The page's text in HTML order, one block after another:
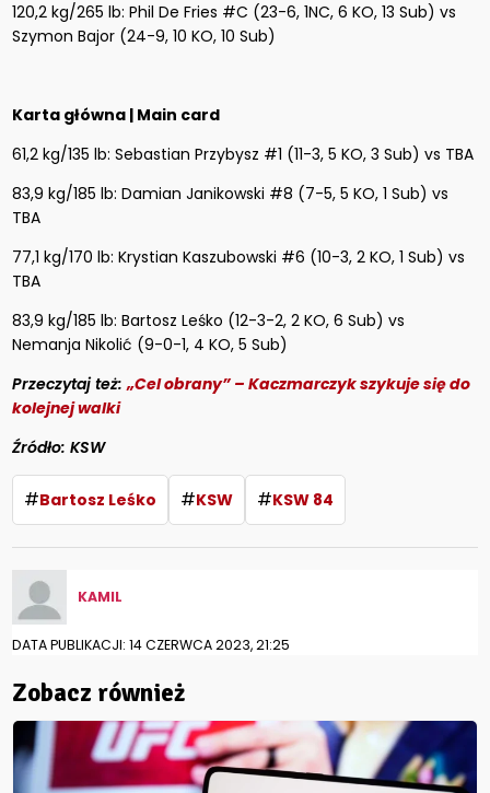
120,2 kg/265 lb: Phil De Fries #C (23-6, 1NC, 6 KO, 13 Sub) vs
Szymon Bajor (24-9, 10 KO, 10 Sub)
Karta główna | Main card
61,2 kg/135 lb: Sebastian Przybysz #1 (11-3, 5 KO, 3 Sub) vs TBA
83,9 kg/185 lb: Damian Janikowski #8 (7-5, 5 KO, 1 Sub) vs
TBA
77,1 kg/170 lb: Krystian Kaszubowski #6 (10-3, 2 KO, 1 Sub) vs
TBA
83,9 kg/185 lb: Bartosz Leśko (12-3-2, 2 KO, 6 Sub) vs
Nemanja Nikolić (9-0-1, 4 KO, 5 Sub)
Przeczytaj też:„Cel obrany” – Kaczmarczyk szykuje się do
kolejnej walki
Źródło: KSW
#Bartosz Leśko #KSW #KSW 84
KAMIL
DATA PUBLIKACJI: 14 CZERWCA 2023, 21:25
Zobacz również